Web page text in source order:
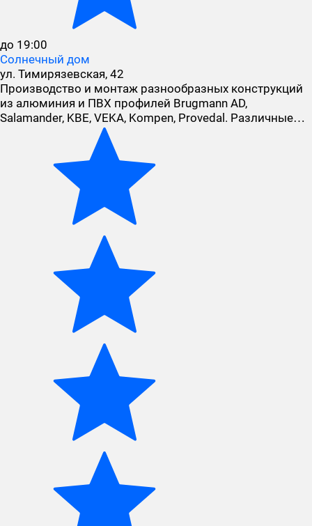
до 19:00
Солнечный дом
ул. Тимирязевская, 42
Производство и монтаж разнообразных конструкций
из алюминия и ПВХ профилей Brugmann AD,
Salamander, KBE, VEKA, Kompen, Provedal. Различные…